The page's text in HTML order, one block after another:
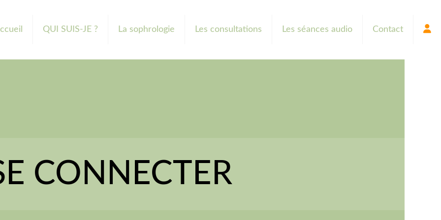
QUI SUIS-JE ? La sophrologie Les consultations Les séances audio Contact
CONNECTER